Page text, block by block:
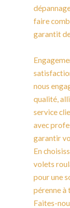
faire
garantit
nous
qualité,
service
avec
garantir
En
volets
pour une
pérenne à
Faites-